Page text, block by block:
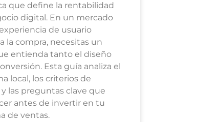
que define la rentabilidad
digital. En un mercado
de usuario
la compra, necesitas un
entienda tanto el diseño
Esta guía analiza el
local, los criterios de
las preguntas clave que
antes de invertir en tu
de ventas.